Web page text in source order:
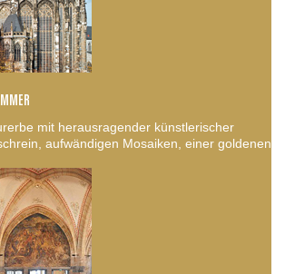
mit herausragender künstlerischer
aufwändigen Mosaiken, einer goldenen